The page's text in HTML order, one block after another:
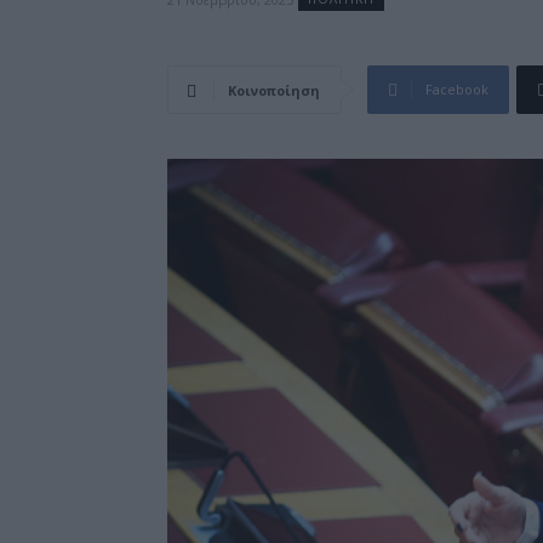
Κοινοποίηση Facebook